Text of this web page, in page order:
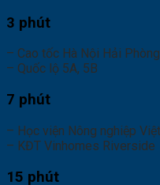
3 phút
– Cao tốc Hà Nội Hải Phòng
– Quốc lộ 5A, 5B
7 phút
– Học viện Nông nghiệp
– KĐT Vinhomes Riverside
15 phút